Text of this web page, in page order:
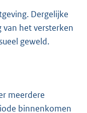
Dergelijke
van het versterken
geweld.
meerdere
binnenkomen